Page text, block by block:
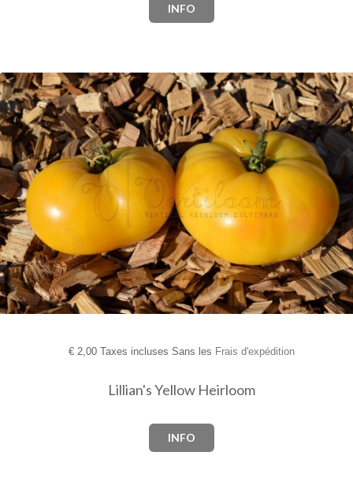
INFO
€2,00 Taxes incluses Sans les Frais d'expédition
Lillian's Yellow Heirloom
INFO